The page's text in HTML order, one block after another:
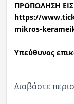
ΠΡΟΠΩΛΗΣΗ
https://
mikros-
Υπεύθυνος
Διαβάστε